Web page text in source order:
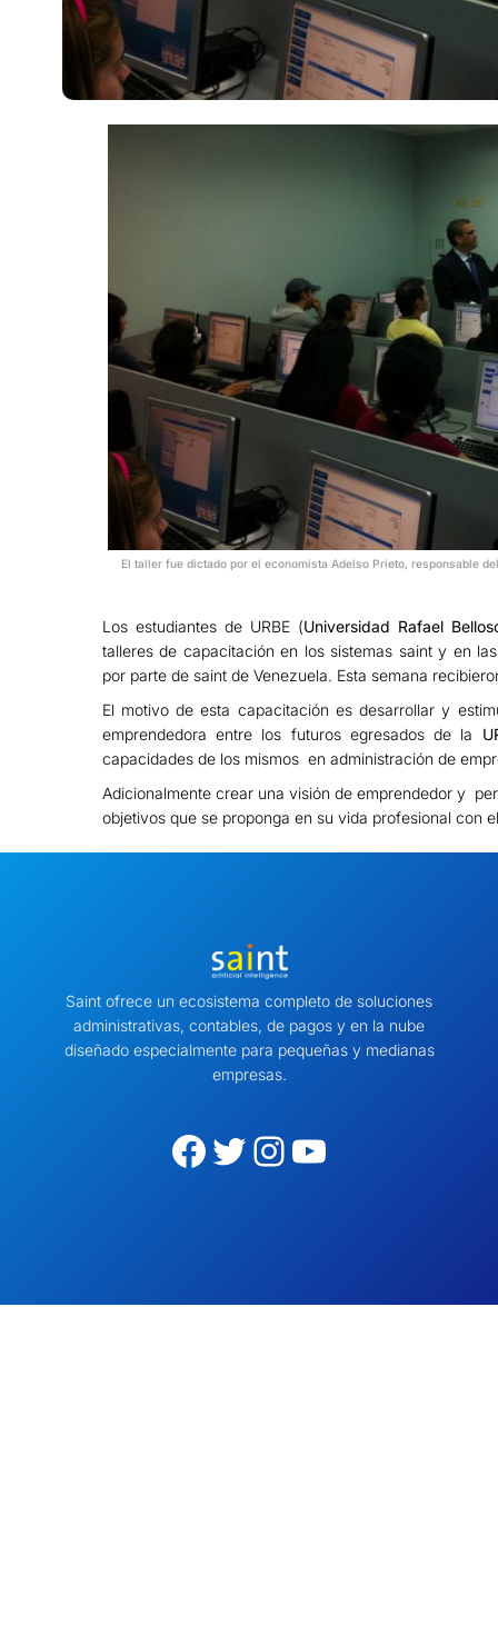
El taller fue dictado por el economista Adelso Prieto, responsable
Los estudiantes de URBE (Universidad Rafael
talleres de capacitación en los sistemas saint y en
por parte de saint de Venezuela. Esta semana
El motivo de esta capacitación es desarrollar y
emprendedora entre los futuros egresados de la
capacidades de los mismos en administración de
Adicionalmente crear una visión de emprendedor y
objetivos que se proponga en su vida profesional con
Saint ofrece un ecosistema completo de soluciones
administrativas, contables, de pagos y en la nube
diseñado especialmente para pequeñas y medianas
empresas.
Facebook Twitter Instagram YouTube